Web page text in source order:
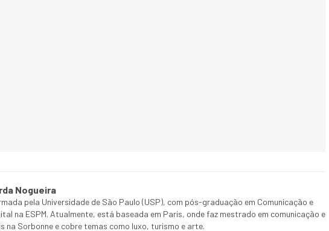
Nogueira
pela Universidade de São Paulo (USP), com pós-graduação em Comunicação e
na ESPM. Atualmente, está baseada em Paris, onde faz mestrado em comunicação e
na Sorbonne e cobre temas como luxo, turismo e arte.